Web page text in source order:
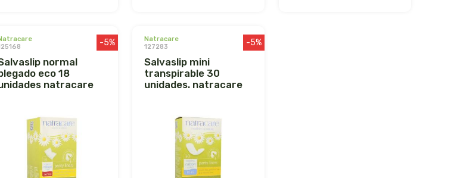
natracare
eco 18
natracare
-5%
natracare
127283
salvaslip mini
transpirable 30
unidades. natracare
-5%